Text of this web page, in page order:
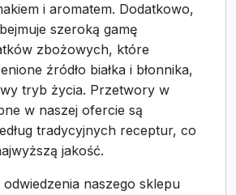
i aromatem. Dodatkowo,
szeroką gamę
zbożowych, które
źródło białka i błonnika,
tryb życia. Przetwory w
w naszej ofercie są
tradycyjnych receptur, co
jakość.
naszego sklepu